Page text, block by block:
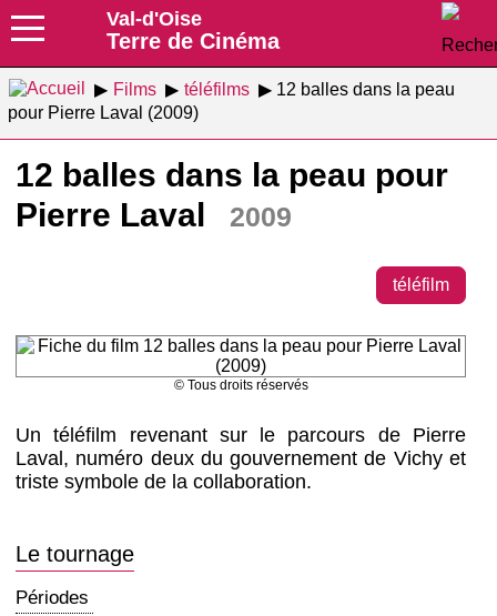
Val-d'Oise
Terre de Cinéma
Films téléfilms
12 balles dans la peau
pour Pierre Laval (2009)
12 balles dans la peau pour
Pierre Laval
2009
téléfilm
© Tous droits réservés
Un téléfilm revenant sur le parcours de Pierre
Laval, numéro deux du gouvernement de Vichy et
triste symbole de la collaboration.
Le tournage
Périodes